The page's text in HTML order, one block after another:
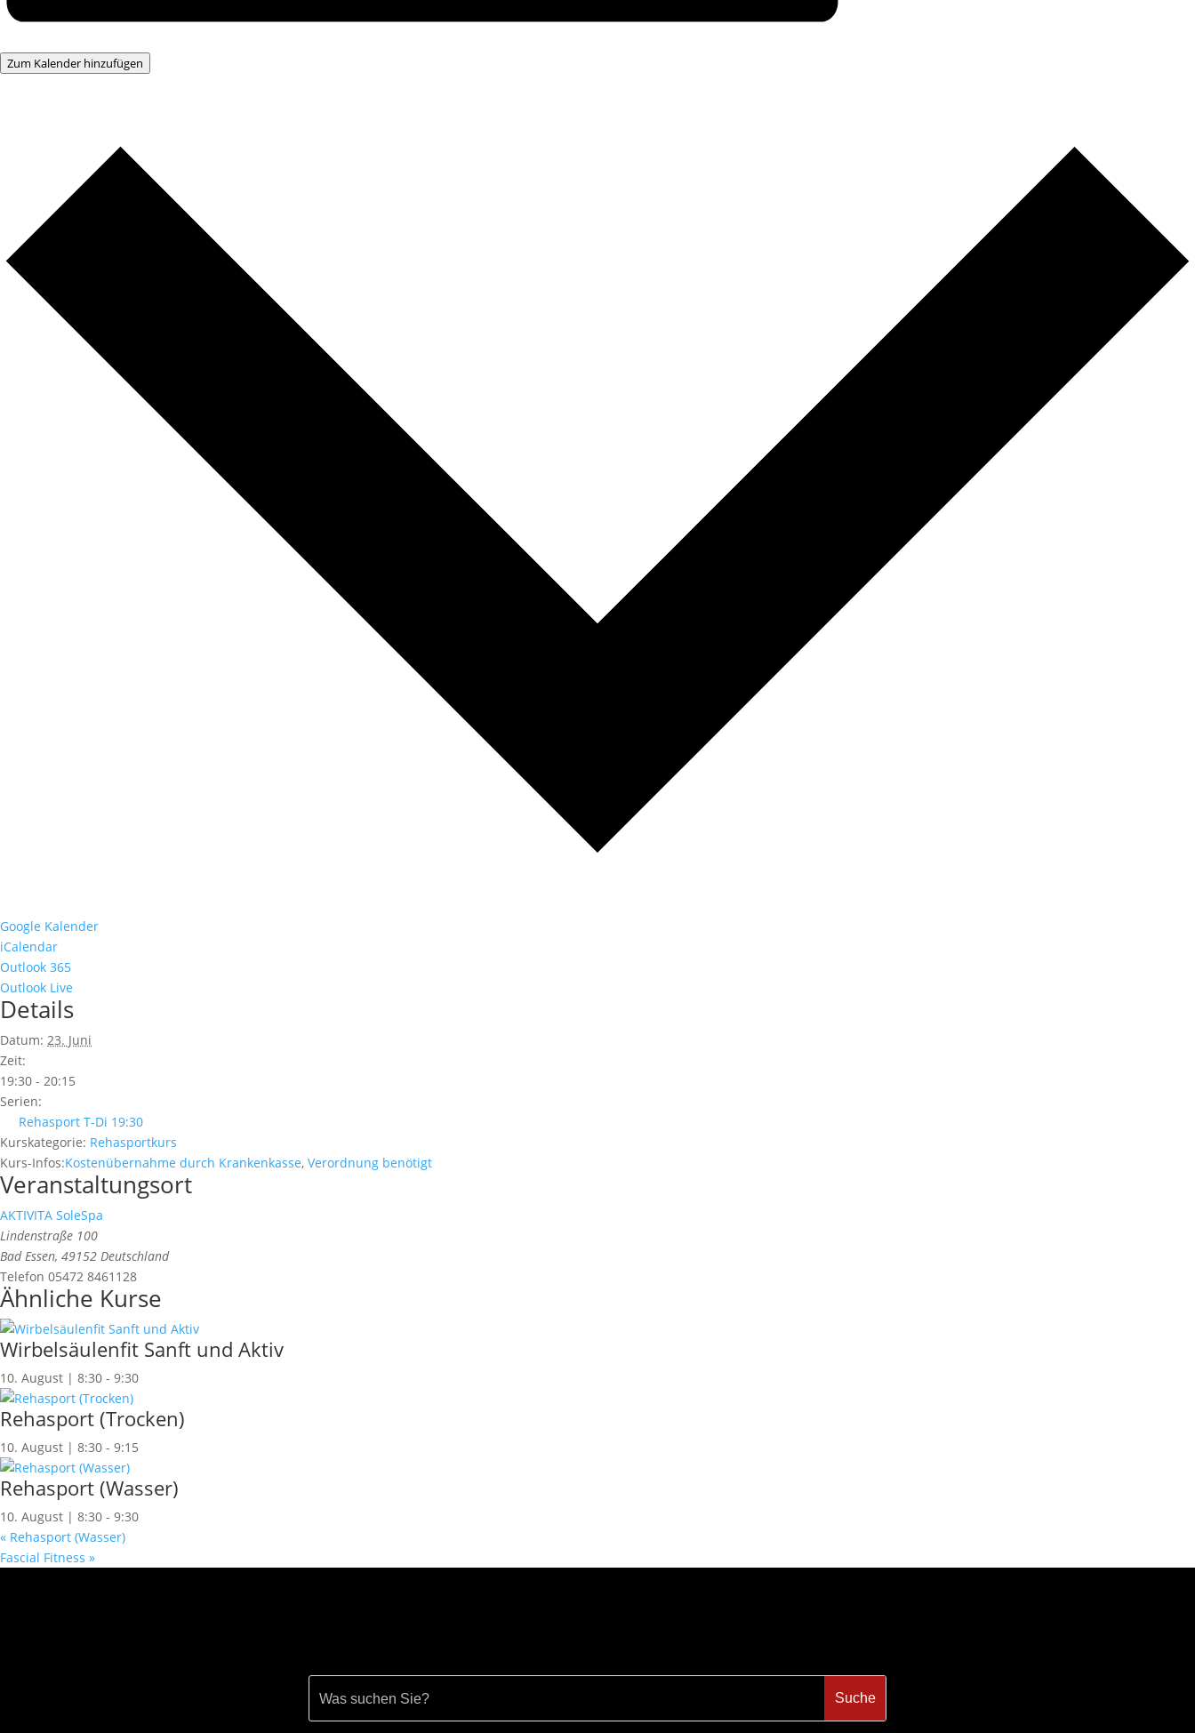
Zum Kalender hinzufügen
Google Kalender
iCalendar
Outlook 365
Outlook Live
Details
Datum: 23. Juni
Zeit:
19:30 - 20:15
Serien:
Rehasport T-Di 19:30
Kurskategorie: Rehasportkurs
Kurs-Infos:Kostenübernahme durch Krankenkasse, Verordnung benötigt
Veranstaltungsort
AKTIVITA SoleSpa
Lindenstraße 100
Bad Essen, 49152 Deutschland
Telefon 05472 8461128
Ähnliche Kurse
Wirbelsäulenfit Sanft und Aktiv
10. August | 8:30 - 9:30
Rehasport (Trocken)
10. August | 8:30 - 9:15
Rehasport (Wasser)
10. August | 8:30 - 9:30
« Rehasport (Wasser)
Fascial Fitness »